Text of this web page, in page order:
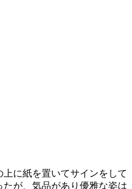
に紙を置いてサインをして
が、気品があり優雅な姿は